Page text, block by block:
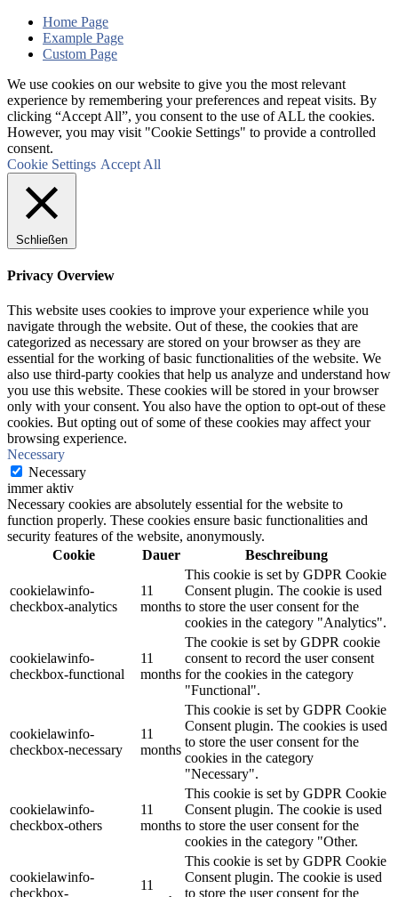
Home Page
Example Page
Custom Page
We use cookies on our website to give you the most relevant
experience by remembering your preferences and repeat visits. By
clicking “Accept All”, you consent to the use of ALL the cookies.
However, you may visit "Cookie Settings" to provide a controlled
consent.
Cookie Settings Accept All
Schließen
Privacy Overview
This website uses cookies to improve your experience while you
navigate through the website. Out of these, the cookies that are
categorized as necessary are stored on your browser as they are
essential for the working of basic functionalities of the website. We
also use third-party cookies that help us analyze and understand how
you use this website. These cookies will be stored in your browser
only with your consent. You also have the option to opt-out of these
cookies. But opting out of some of these cookies may affect your
browsing experience.
Necessary
Necessary
immer aktiv
Necessary cookies are absolutely essential for the website to
function properly. These cookies ensure basic functionalities and
security features of the website, anonymously.
Cookie
Dauer Beschreibung
cookielawinfo-
checkbox-analytics
11
months
This cookie is set by GDPR Cookie
Consent plugin. The cookie is used
to store the user consent for the
cookies in the category "Analytics".
cookielawinfo-
checkbox-functional
11
months
The cookie is set by GDPR cookie
consent to record the user consent
for the cookies in the category
"Functional".
cookielawinfo-
checkbox-necessary
11
months
This cookie is set by GDPR Cookie
Consent plugin. The cookies is used
to store the user consent for the
cookies in the category
"Necessary".
cookielawinfo-
checkbox-others
11
months
This cookie is set by GDPR Cookie
Consent plugin. The cookie is used
to store the user consent for the
cookies in the category "Other.
cookielawinfo-
checkbox-
11
This cookie is set by GDPR Cookie
Consent plugin. The cookie is used
to store the user consent for the